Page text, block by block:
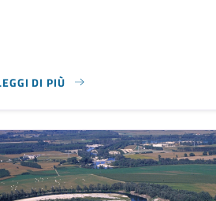
DI PIÙ
ASILO NIDO COMUNALE "S. CRAVERI"